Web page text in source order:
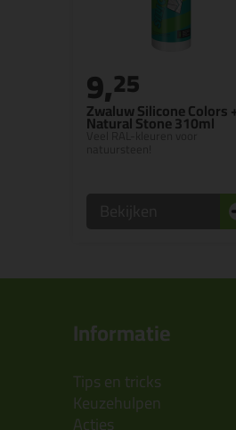
Zwaluw Silicone Colors
Natural Stone 310ml
Veel RAL-kleuren voor
9,25
Informatie
Tips en tricks
Keuzehulpen